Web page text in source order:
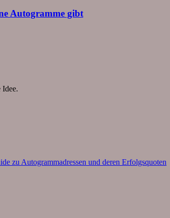
Autogramme gibt
Idee.
zu Autogrammadressen und deren Erfolgsquoten